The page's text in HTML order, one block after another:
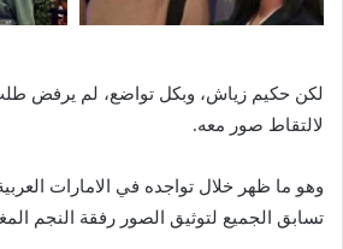
لكن حكيم زياش، وبكل تواضع، لم يرفض
لالتقاط صور معه.
وهو ما ظهر خلال تواجده في الامارات
تسابق الجميع لتوثيق الصور رفقة النجم